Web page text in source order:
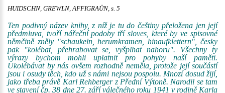
HUIDSCHN, GREWLN, AFFIGRAÜN, s. 5
Ten podivný název knihy, z níž je tu do češtiny přeložena jen její
předmluva, tvoří nářeční podoby tří sloves, které by ve spisovné
němčině zněly "schaukeln, herumkramen, hinaufklettern", česky
pak "kolébat, přehrabovat se, vyšplhat nahoru". Všechny ty
výrazy bychom mohli uplatnit pro pohyby naší paměti.
Ukolébávat by nás ovšem rozhodně neměla, protože její součástí
jsou i osudy těch, kdo už s námi nejsou pospolu. Mnozí dosud žijí,
jako třeba právě Karl Rehberger z Přední Výtoně. Narodil se tam
ve stavení čp. 38 dne 27. září válečného roku 1941 v rodině Karla